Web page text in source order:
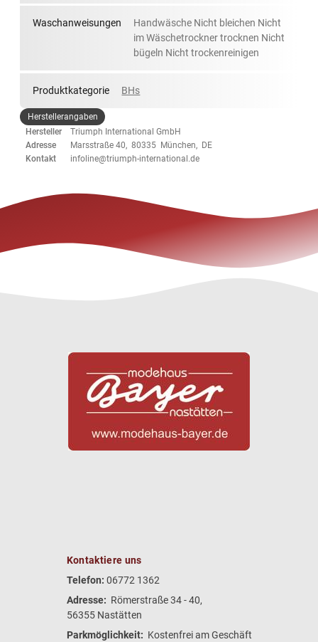
Waschanweisungen
Handwäsche Nicht bleichen Nicht
im Wäschetrockner trocknen Nicht
bügeln Nicht trockenreinigen
Produktkategorie BHs
Herstellerangaben
Hersteller
Triumph International GmbH
Adresse
Marsstraße 40, 80335 München, DE
Kontakt
infoline@triumph-international.de
Kontaktiere uns
Telefon: 06772 1362
Adresse: Römerstraße 34 - 40,
56355 Nastätten
Parkmöglichkeit: Kostenfrei am Geschäft